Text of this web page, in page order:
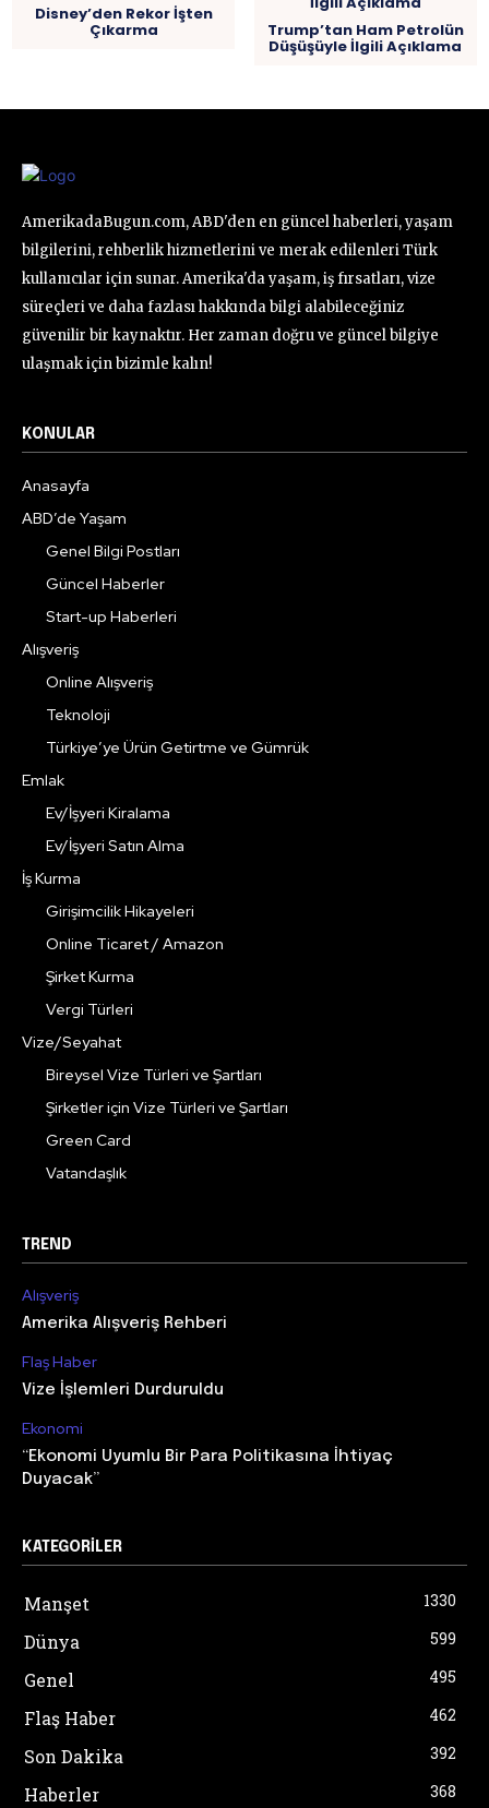
Disney’den Rekor İşten
Çıkarma Trump’tan Ham Petrolün
Düşüşüyle İlgili Açıklama
AmerikadaBugun.com, ABD'den en güncel haberleri, yaşam
bilgilerini, rehberlik hizmetlerini ve merak edilenleri Türk
kullanıcılar için sunar. Amerika'da yaşam, iş fırsatları, vize
süreçleri ve daha fazlası hakkında bilgi alabileceğiniz
güvenilir bir kaynaktır. Her zaman doğru ve güncel bilgiye
ulaşmak için bizimle kalın!
KONULAR
Anasayfa
ABD’de Yaşam
Genel Bilgi Postları
Güncel Haberler
Start-up Haberleri
Alışveriş
Online Alışveriş
Teknoloji
Türkiye’ye Ürün Getirtme ve Gümrük
Emlak
Ev/İşyeri Kiralama
Ev/İşyeri Satın Alma
İş Kurma
Girişimcilik Hikayeleri
Online Ticaret / Amazon
Şirket Kurma
Vergi Türleri
Vize/Seyahat
Bireysel Vize Türleri ve Şartları
Şirketler için Vize Türleri ve Şartları
Green Card
Vatandaşlık
TREND
Alışveriş
Amerika Alışveriş Rehberi
Flaş Haber
Vize İşlemleri Durduruldu
Ekonomi
“Ekonomi Uyumlu Bir Para Politikasına İhtiyaç
Duyacak”
KATEGORILER
Manşet 1330
Dünya 599
Genel 495
Flaş Haber 462
Son Dakika 392
Haberler 368